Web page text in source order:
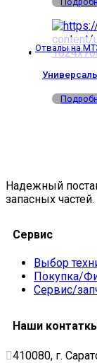
Отвалы на
Надежный
запасных частей.
Сервис
Выбор
Покупка/
Сервис/
Наши
410080, г.